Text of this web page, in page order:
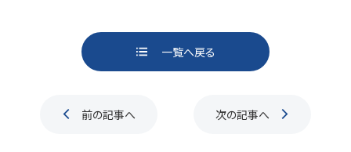
一覧へ戻る
前の記事へ 次の記事へ